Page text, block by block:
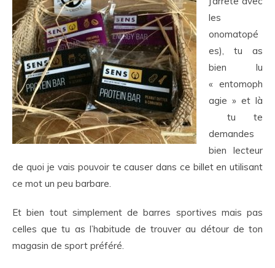
les
onomatopé
es), tu as
bien lu
« entomoph
agie » et là
tu te
demandes
bien lecteur
de quoi je vais pouvoir te causer dans ce billet en utilisant
ce mot un peu barbare.
Et bien tout simplement de barres sportives mais pas
celles que tu as l’habitude de trouver au détour de ton
magasin de sport préféré.